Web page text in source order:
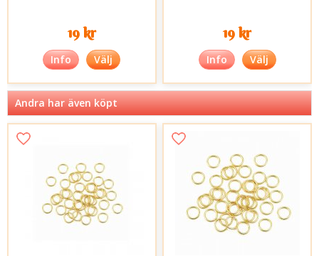
19 kr
Info Välj
19 kr
Info Välj
Andra har även köpt